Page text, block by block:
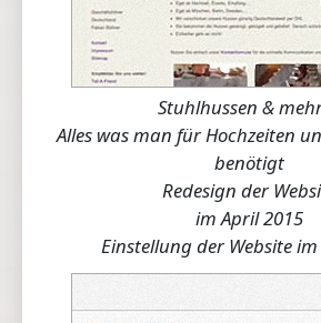
Stuhlhussen &
Alles was man für Hochzeiten
benötigt
Redesign der
im April 2015
Einstellung der Website